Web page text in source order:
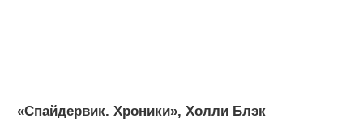
«Спайдервик. Хроники», Холли Блэк